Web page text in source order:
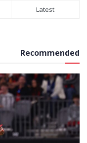
Alternative:
Latest
Recommended